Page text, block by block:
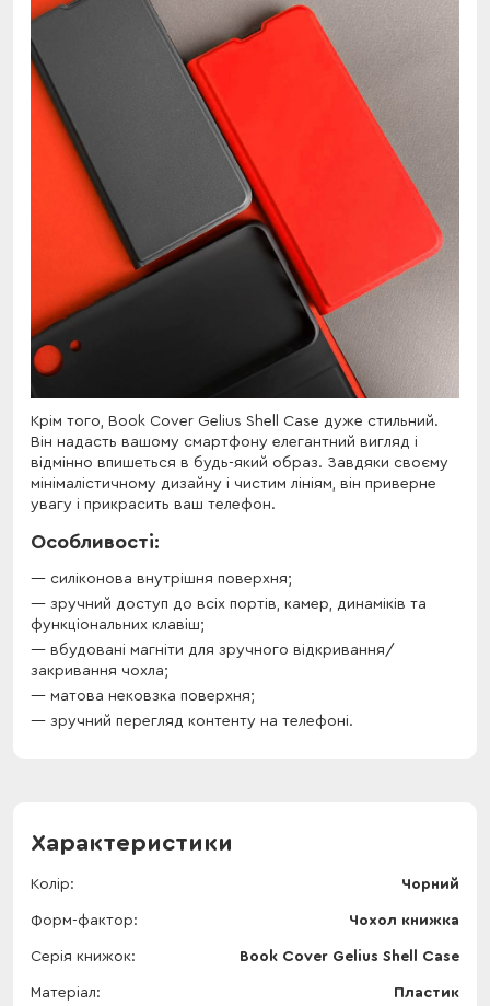
Крім того, Book Cover Gelius Shell Case дуже стильний.
Він надасть вашому смартфону елегантний вигляд і
відмінно впишеться в будь-який образ. Завдяки своєму
мінімалістичному дизайну і чистим лініям, він приверне
увагу і прикрасить ваш телефон.
Особливості:
силіконова внутрішня поверхня;
зручний доступ до всіх портів, камер, динаміків та
функціональних клавіш;
вбудовані магніти для зручного відкривання/
закривання чохла;
матова нековзка поверхня;
зручний перегляд контенту на телефоні.
Характеристики
Колір Чорний
Форм-фактор Чохол книжка
Серія книжок Book Cover Gelius Shell Case
Матеріал Пластик